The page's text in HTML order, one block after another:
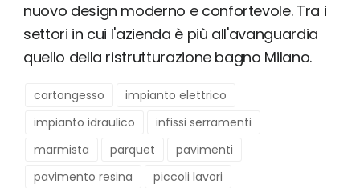
nuovo design moderno e confortevole. Tra i
settori in cui l'azienda è più all'avanguardia
quello della ristrutturazione bagno Milano.
cartongesso
impianto elettrico
impianto idraulico
infissi serramenti
marmista
parquet
pavimenti
pavimento resina
piccoli lavori